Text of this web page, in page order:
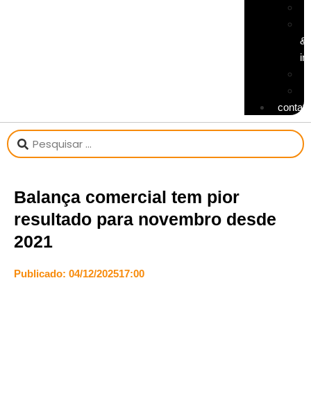
&
contato
Balança comercial tem pior
resultado para novembro desde
2021
Publicado: 04/12/202517:00